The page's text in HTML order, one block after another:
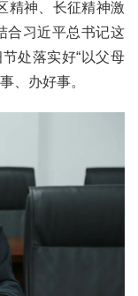
精神、长征精神激
合习近平总书记这
处落实好“以父母
、办好事。